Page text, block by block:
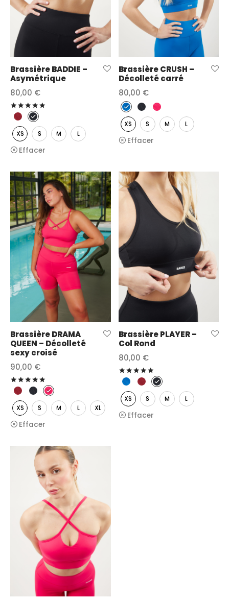
Brassière BADDIE –
Asymétrique
80,00 €
XS S M L
Effacer
Brassière CRUSH –
Décolleté carré
80,00 €
XS S M L
Effacer
Brassière DRAMA
QUEEN – Décolleté
sexy croisé
90,00 €
XS S M L XL
Effacer
Brassière PLAYER –
Col Rond
80,00 €
XS S M L
Effacer